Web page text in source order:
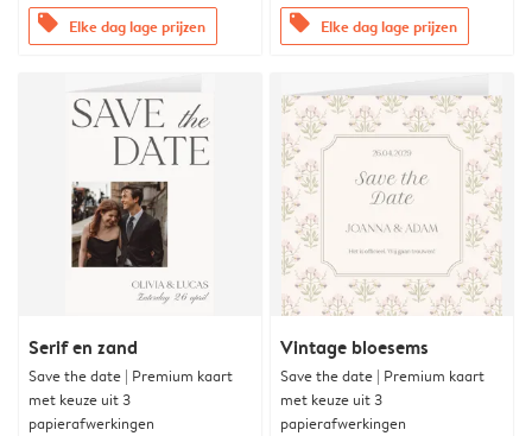
offers Elke dag lage prijzen offers Elke dag lage prijzen
Serif en zand
Save the date | Premium kaart
met keuze uit 3
papierafwerkingen
Vintage bloesems
Save the date | Premium kaart
met keuze uit 3
papierafwerkingen